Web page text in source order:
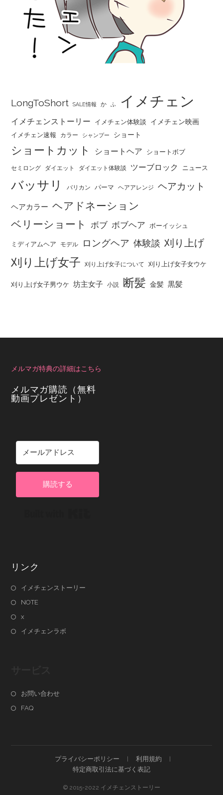
LongToShort SALE情報 か ふ イメチェン
イメチェンストーリー イメチェン体験談 イメチェン映画
イメチェン速報 カラー シャンプー ショート
ショートカット ショートヘア ショートボブ
セミロング ダイエット ダイエット体験談 ツーブロック ニュース
バッサリ バリカン パーマ ヘアアレンジ ヘアカット
ヘアカラー ヘアドネーション
ベリーショート
ボブ ボブヘア ボーイッシュ
ミディアムヘア モデル ロングヘア 体験談 刈り上げ
刈り上げ女子 刈り上げ女子について 刈り上げ女子女ウケ
刈り上げ女子男ウケ 坊主女子 小説 断髪 金髪 黒髪
メルマガ特典の詳細はこちら
メルマガ購読（無料
動画プレゼント）
購読する
リンク
イメチェンストーリー
NOTE
x
イメチェンラボ
お問い合わせ
FAQ
プライバシーポリシー
利用規約
特定商取引法に基づく表記
© 2015-2022 イメチェンストーリー